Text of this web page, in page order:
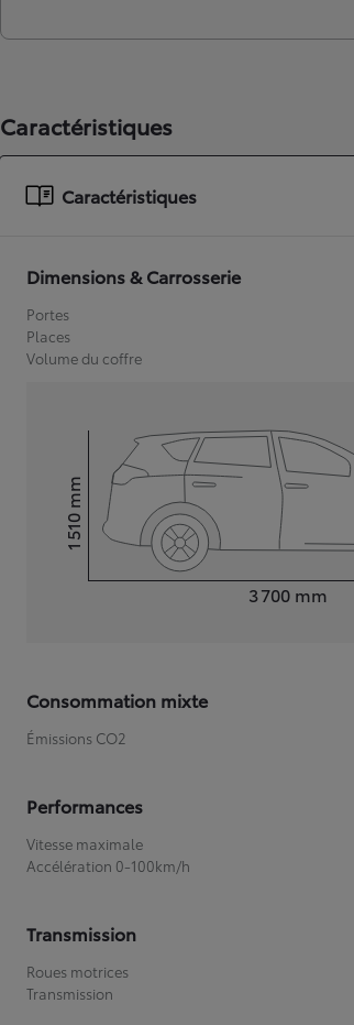
Caractéristiques
Caractéristiques
Dimensions & Carrosserie
Portes
Places
Volume du coffre
3 700 mm
Hauteur1 510
mm
Consommation mixte
Émissions CO2
Performances
Vitesse maximale
Accélération 0-100km/h
Transmission
Roues motrices
Transmission